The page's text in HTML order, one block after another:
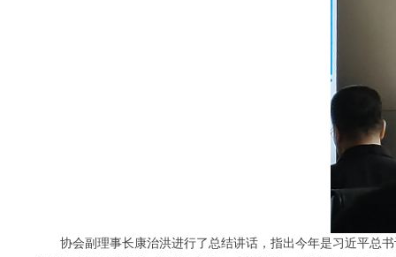
协会副理事长康治洪进行了总结讲话，指出今年是习近平总